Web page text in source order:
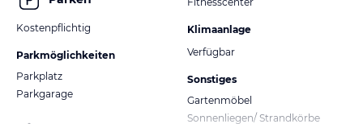
Kostenpflichtig
Parkmöglichkeiten
Parkplatz
Parkgarage
Klimaanlage
Verfügbar
Sonstiges
Gartenmöbel
Sonnenliegen/ Strandkörbe